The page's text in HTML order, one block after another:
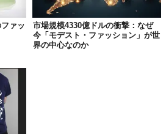
すさが、ファッションブランドの敷居
リーチを可能にする一方、ファッショ
感が、食体験に新たな付加価値を与え
しそうだ。
レブリティシェフがカプセルコレク
クション）をデザインし、食とファッ
るようなコラボレーションが登場して
ァッ
市場規模4330億ドルの衝撃：なぜ
今「モデスト・ファッション」が世
界の中心なのか